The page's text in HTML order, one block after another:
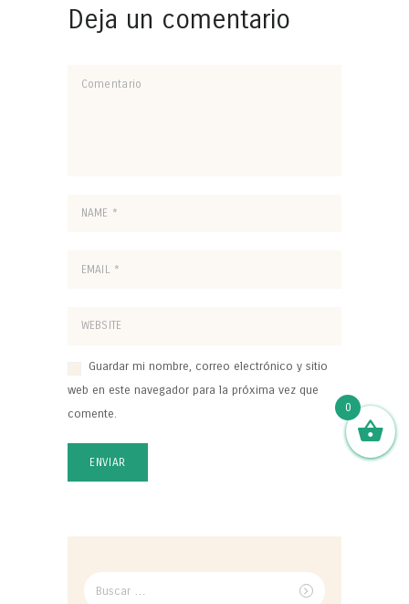
Deja un comentario
Guardar mi nombre, correo electrónico y sitio
web en este navegador para la próxima vez que
comente.
Buscar
0